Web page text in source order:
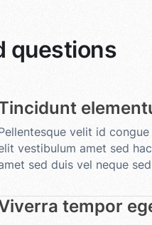
questions
velit id
vestibulum amet sed
sed duis vel neque sed
tempor